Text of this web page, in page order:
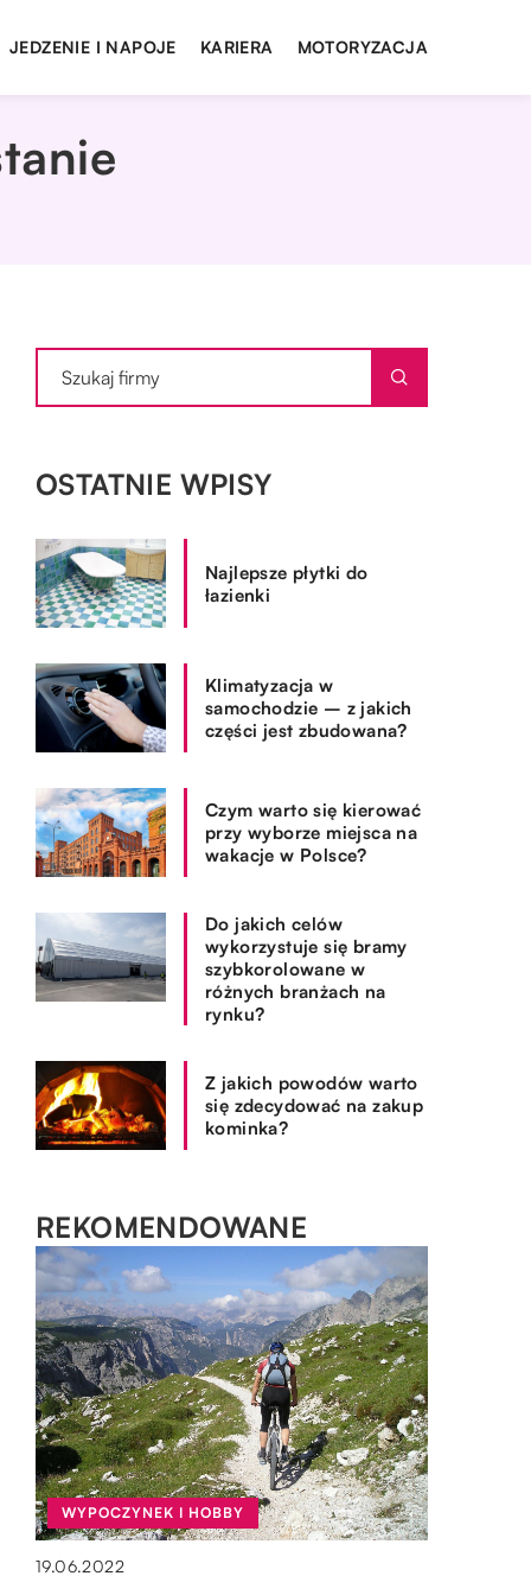
JEDZENIE I NAPOJE KARIERA MOTORYZACJA
OSTATNIE WPISY
Najlepsze płytki do
łazienki
Klimatyzacja w
samochodzie – z jakich
części jest zbudowana?
Czym warto się kierować
przy wyborze miejsca na
wakacje w Polsce?
Do jakich celów
wykorzystuje się bramy
szybkorolowane w
różnych branżach na
rynku?
Z jakich powodów warto
się zdecydować na zakup
kominka?
REKOMENDOWANE
OGRÓD I DOM
15.10.2019
WYPOCZYNEK I HOBBY
19.06.2022
SPOSÓB ŻYCIA I STYL
02.07.2020
Świece – niezbędny element wystroju
BIZNES I FINANSE
20.08.2022
Jakie cechy przekładają się na wartość